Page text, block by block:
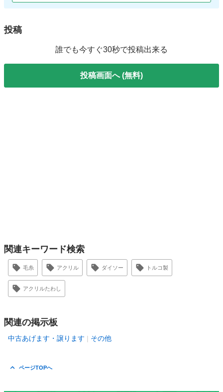
投稿
誰でも今すぐ30秒で投稿出来る
投稿画面へ (無料)
関連キーワード検索
毛糸 アクリル ダイソー トルコ製
アクリルたわし
関連の掲示板
中古あげます・譲ります その他
ページTOPへ